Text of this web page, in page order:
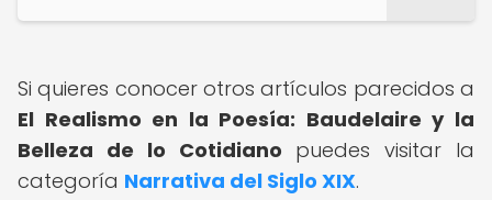
Si quieres conocer otros artículos parecidos a
El Realismo en la Poesía: Baudelaire y la
Belleza de lo Cotidiano puedes visitar la
categoría Narrativa del Siglo XIX.